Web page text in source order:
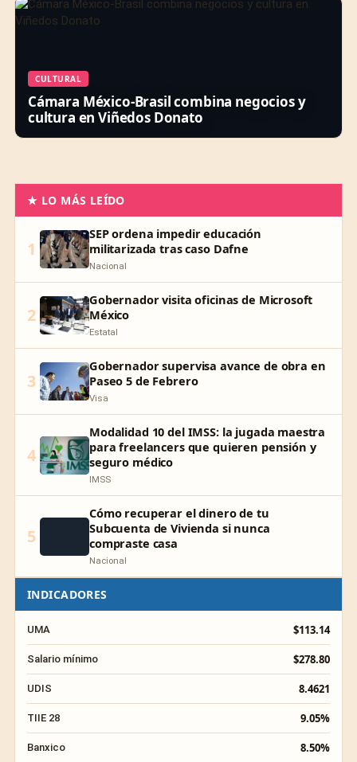
CULTURAL
Cámara México-Brasil combina negocios y
cultura en Viñedos Donato
★ LO MÁS LEÍDO
1
SEP ordena impedir educación
militarizada tras caso Dafne
Nacional
2
Gobernador visita oficinas de Microsoft
México
Estatal
3
Gobernador supervisa avance de obra en
Paseo 5 de Febrero
Visa
4
Modalidad 10 del IMSS: la jugada maestra
para freelancers que quieren pensión y
seguro médico
IMSS
5
Cómo recuperar el dinero de tu
Subcuenta de Vivienda si nunca
compraste casa
Nacional
INDICADORES
UMA $113.14
Salario mínimo $278.80
UDIS 8.4621
TIIE 28 9.05%
Banxico 8.50%